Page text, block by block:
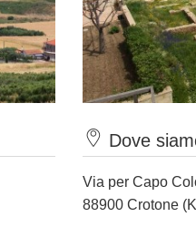
Dove
Via per Capo
88900 Crotone